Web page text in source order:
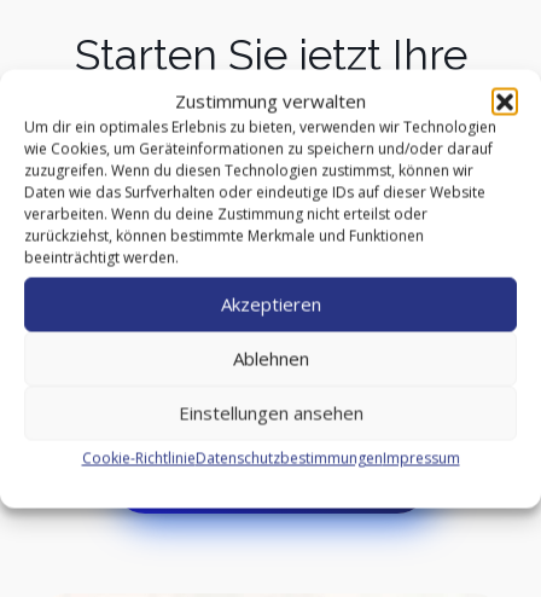
Zustimmung verwalten
Um dir ein optimales Erlebnis zu bieten, verwenden wir Technologien
wie Cookies, um Geräteinformationen zu speichern und/oder darauf
zuzugreifen. Wenn du diesen Technologien zustimmst, können wir
Daten wie das Surfverhalten oder eindeutige IDs auf dieser Website
verarbeiten. Wenn du deine Zustimmung nicht erteilst oder
zurückziehst, können bestimmte Merkmale und Funktionen
beeinträchtigt werden.
Akzeptieren
Ablehnen
Einstellungen ansehen
Cookie-RichtlinieDatenschutzbestimmungenImpressum
Starten Sie jetzt Ihre
Zukunft in Küche und
Gastronomie
Sichern Sie sich jetzt Ihre persönliche Beratung und
erfahren Sie, wie Sie über die Umschulung zum
Koch bzw. zur Köchin in Kassel einen anerkannten